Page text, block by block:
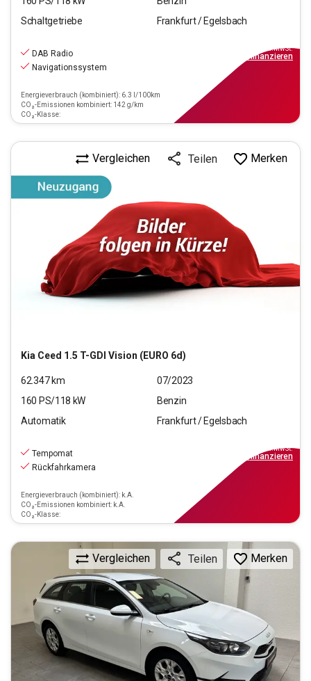
Schaltgetriebe
Frankfurt / Egelsbach
DAB Radio
Navigationssystem
Energieverbrauch (kombiniert): 6.3 l/100km
CO₂-Emissionen kombiniert: 142 g/km
CO₂-Klasse:
inkl.MwSt.
finanzieren
Kia Ceed 1.5 T-GDI Vision (EURO 6d)
Vergleichen Teilen Merken
62.347km
07/2023
160 PS/118 kW
Benzin
Automatik
Frankfurt / Egelsbach
Tempomat
Rückfahrkamera
Energieverbrauch (kombiniert): k.A.
CO₂-Emissionen kombiniert: k.A.
CO₂-Klasse:
inkl.MwSt.
finanzieren
Vergleichen Teilen Merken